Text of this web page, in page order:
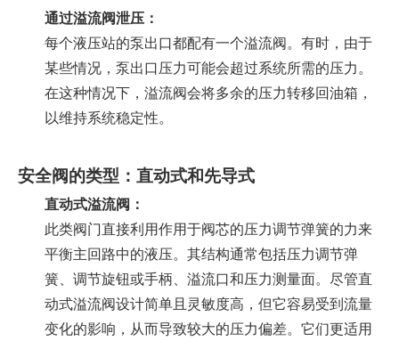
通过溢流阀泄压：
每个液压站的泵出口都配有一个溢流阀。有时，由于
某些情况，泵出口压力可能会超过系统所需的压力。
在这种情况下，溢流阀会将多余的压力转移回油箱，
以维持系统稳定性。
安全阀的类型：直动式和先导式
直动式溢流阀：
此类阀门直接利用作用于阀芯的压力调节弹簧的力来
平衡主回路中的液压。其结构通常包括压力调节弹
簧、调节旋钮或手柄、溢流口和压力测量面。尽管直
动式溢流阀设计简单且灵敏度高，但它容易受到流量
变化的影响，从而导致较大的压力偏差。它们更适用